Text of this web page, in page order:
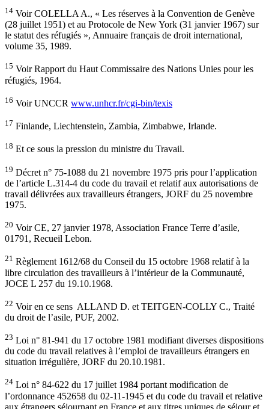
14 Voir COLELLA A., « Les réserves à la Convention de Genève
(28 juillet 1951) et au Protocole de New York (31 janvier 1967) sur
le statut des réfugiés », Annuaire français de droit international,
volume 35, 1989.
15 Voir Rapport du Haut Commissaire des Nations Unies pour les
réfugiés, 1964.
16 Voir UNCCR www.unhcr.fr/cgi-bin/texis
17 Finlande, Liechtenstein, Zambia, Zimbabwe, Irlande.
18 Et ce sous la pression du ministre du Travail.
19 Décret n° 75-1088 du 21 novembre 1975 pris pour l’application
de l’article L.314-4 du code du travail et relatif aux autorisations de
travail délivrées aux travailleurs étrangers, JORF du 25 novembre
1975.
20 Voir CE, 27 janvier 1978, Association France Terre d’asile,
01791, Recueil Lebon.
21 Règlement 1612/68 du Conseil du 15 octobre 1968 relatif à la
libre circulation des travailleurs à l’intérieur de la Communauté,
JOCE L 257 du 19.10.1968.
22 Voir en ce sens ALLAND D. et TEITGEN-COLLY C., Traité
du droit de l’asile, PUF, 2002.
23 Loi n° 81-941 du 17 octobre 1981 modifiant diverses dispositions
du code du travail relatives à l’emploi de travailleurs étrangers en
situation irrégulière, JORF du 20.10.1981.
24 Loi n° 84-622 du 17 juillet 1984 portant modification de
l’ordonnance 452658 du 02-11-1945 et du code du travail et relative
aux étrangers séjournant en France et aux titres uniques de séjour et